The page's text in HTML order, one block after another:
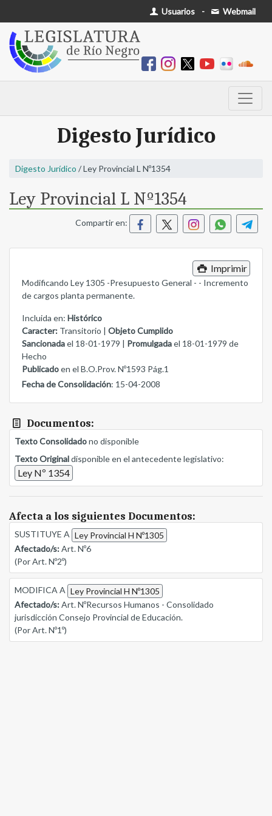
Usuarios - Webmail
Digesto Jurídico
Digesto Jurídico / Ley Provincial L Nº1354
Ley Provincial L Nº1354
Compartir en:
Imprimir
Modificando Ley 1305 -Presupuesto General - - Incremento
de cargos planta permanente.
Incluida en: Histórico
Caracter: Transitorio | Objeto Cumplido
Sancionadael 18-01-1979 | Promulgadael 18-01-1979 de
Hecho
Publicadoen el B.O.Prov. Nº1593 Pág.1
Fecha de Consolidación: 15-04-2008
Documentos:
Texto Consolidadono disponible
Texto Originaldisponible en el antecedente legislativo:
Ley Nº 1354
Afecta a los siguientes Documentos:
SUSTITUYE A Ley Provincial H Nº1305
Afectado/s:Art. Nº6
(Por Art. Nº2º)
MODIFICA A Ley Provincial H Nº1305
Afectado/s:Art. NºRecursos Humanos - Consolidado
jurisdicción Consejo Provincial de Educación.
(Por Art. Nº1º)